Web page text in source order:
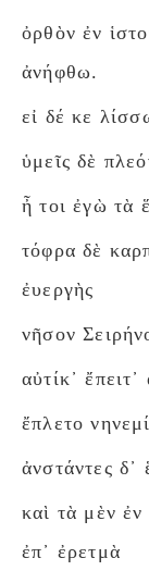
ὀρθὸν ἐν
ἀνήφθω.
εἰ δέ κε
ὑμεῖς δὲ
ἦ τοι ἐγὼ τὰ
τόφρα δὲ
ἐυεργὴς
νῆσον
αὐτίκ᾽
ἔπλετο
ἀνστάντες δ᾽
καὶ τὰ μὲν
ἐπ᾽ ἐρετμὰ